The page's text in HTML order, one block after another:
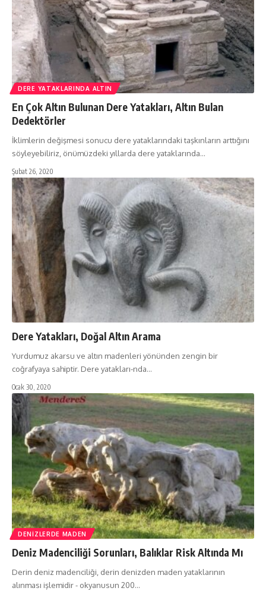
DERE YATAKLARINDA ALTIN
En Çok Altın Bulunan Dere Yatakları, Altın Bulan
Dedektörler
İklimlerin değişmesi sonucu dere yataklarındaki taşkınların arttığını
söyleyebiliriz, önümüzdeki yıllarda dere yataklarında…
Şubat 26, 2020
Dere Yatakları, Doğal Altın Arama
Yurdumuz akarsu ve altın madenleri yönünden zengin bir
coğrafyaya sahiptir. Dere yatakları-nda…
Ocak 30, 2020
DENIZLERDE MADEN
Deniz Madenciliği Sorunları, Balıklar Risk Altında Mı
Derin deniz madenciliği, derin denizden maden yataklarının
alınması işlemidir - okyanusun 200…